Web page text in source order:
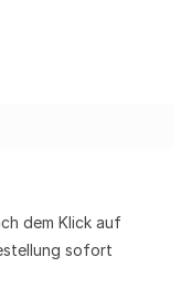
dem Klick auf
sofort